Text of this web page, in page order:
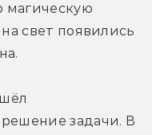
магическую
свет появились
задачи. В